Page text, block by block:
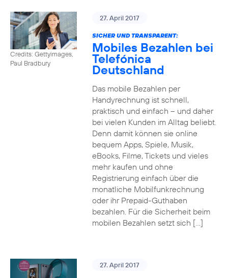
Credits: Gettyimages,
Paul Bradbury
27. April 2017
SICHER UND TRANSPARENT:
Mobiles Bezahlen bei
Telefónica
Deutschland
Das mobile Bezahlen per
Handyrechnung ist schnell,
praktisch und einfach – und daher
bei vielen Kunden im Alltag beliebt.
Denn damit können sie online
bequem Apps, Spiele, Musik,
eBooks, Filme, Tickets und vieles
mehr kaufen und ohne
Registrierung einfach über die
monatliche Mobilfunkrechnung
oder ihr Prepaid-Guthaben
bezahlen. Für die Sicherheit beim
mobilen Bezahlen setzt sich […]
27. April 2017